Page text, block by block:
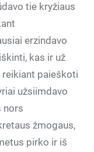
tie kryžiaus
erzindavo
kas ir už
reikiant paieškoti
užsiimdavo
nors
žmogaus,
pirko ir iš